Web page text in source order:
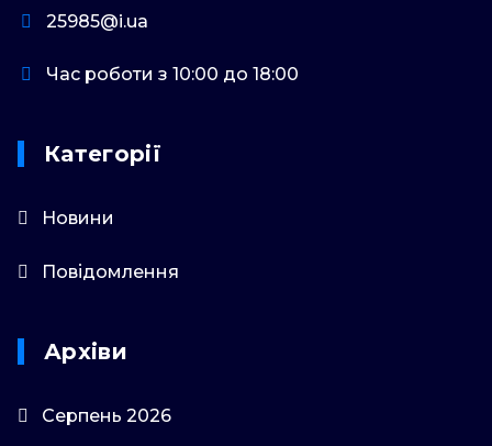
25985@i.ua
Час роботи з 10:00 до 18:00
Категорії
Новини
Повідомлення
Архіви
Серпень 2026